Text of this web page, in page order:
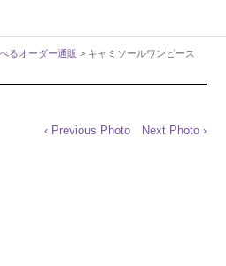
るオーダー通販 > キャミソールワンピース
‹ Previous Photo Next Photo ›